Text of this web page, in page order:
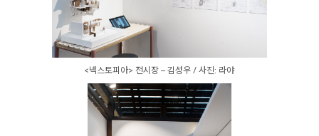
<넥스토피아> 전시장 – 김성우 / 사진: 라야